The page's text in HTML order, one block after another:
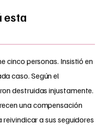
esta
cinco personas. Insistió en
caso. Según el
destruidas injustamente.
una compensación
a sus seguidores